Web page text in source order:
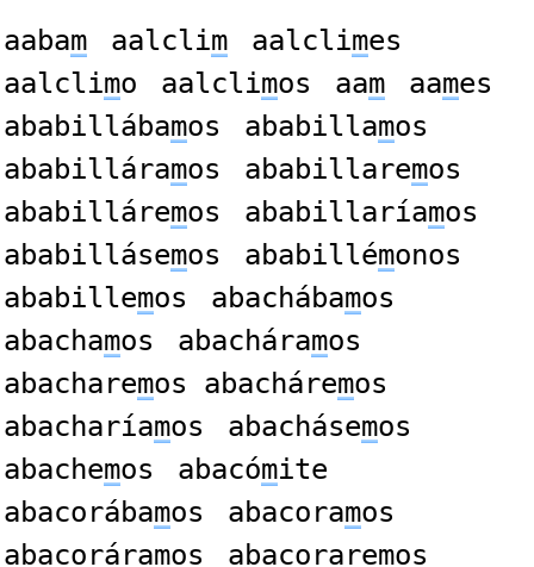
aabam aalclim aalclimes
aalclimo aalclimos aam aames
ababillábamos ababillamos
ababilláramos ababillaremos
ababilláremos ababillaríamos
ababillásemos ababillémonos
ababillemos abachábamos
abachamos abacháramos
abacharemos abacháremos
abacharíamos abachásemos
abachemos abacómite
abacorábamos abacoramos
abacoráramos abacoraremos